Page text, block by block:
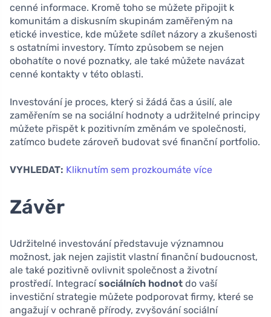
cenné informace. Kromě toho se můžete připojit k
komunitám a diskusním skupinám zaměřeným na
etické investice, kde můžete sdílet názory a zkušenosti
s ostatními investory. Tímto způsobem se nejen
obohatíte o nové poznatky, ale také můžete navázat
cenné kontakty v této oblasti.
Investování je proces, který si žádá čas a úsilí, ale
zaměřením se na sociální hodnoty a udržitelné principy
můžete přispět k pozitivním změnám ve společnosti,
zatímco budete zároveň budovat své finanční portfolio.
VYHLEDAT: Kliknutím sem prozkoumáte více
Závěr
Udržitelné investování představuje významnou
možnost, jak nejen zajistit vlastní finanční budoucnost,
ale také pozitivně ovlivnit společnost a životní
prostředí. Integracísociálních hodnot do vaší
investiční strategie můžete podporovat firmy, které se
angažují v ochraně přírody, zvyšování sociální